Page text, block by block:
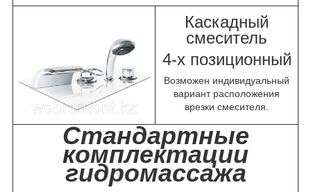
Каскадный
смеситель
4-х позиционный
Возможен индивидуальный
вариант расположения
врезки смесителя.
Стандартные
комплектации
гидромассажа